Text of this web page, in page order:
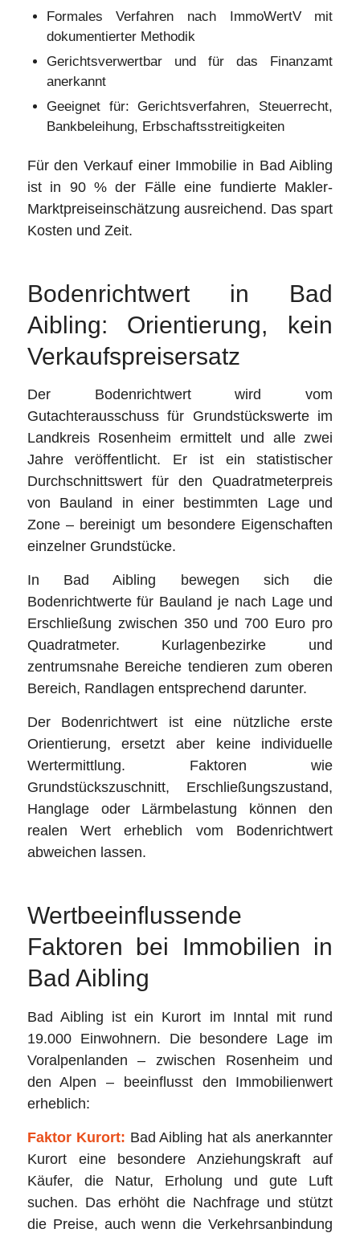
Formales Verfahren nach ImmoWertV mit
dokumentierter Methodik
Gerichtsverwertbar und für das Finanzamt
anerkannt
Geeignet für: Gerichtsverfahren, Steuerrecht,
Bankbeleihung, Erbschaftsstreitigkeiten
Für den Verkauf einer Immobilie in Bad Aibling
ist in 90 % der Fälle eine fundierte Makler-
Marktpreiseinschätzung ausreichend. Das spart
Kosten und Zeit.
Bodenrichtwert in Bad
Aibling: Orientierung, kein
Verkaufspreisersatz
Der Bodenrichtwert wird vom
Gutachterausschuss für Grundstückswerte im
Landkreis Rosenheim ermittelt und alle zwei
Jahre veröffentlicht. Er ist ein statistischer
Durchschnittswert für den Quadratmeterpreis
von Bauland in einer bestimmten Lage und
Zone – bereinigt um besondere Eigenschaften
einzelner Grundstücke.
In Bad Aibling bewegen sich die
Bodenrichtwerte für Bauland je nach Lage und
Erschließung zwischen 350 und 700 Euro pro
Quadratmeter. Kurlagenbezirke und
zentrumsnahe Bereiche tendieren zum oberen
Bereich, Randlagen entsprechend darunter.
Der Bodenrichtwert ist eine nützliche erste
Orientierung, ersetzt aber keine individuelle
Wertermittlung. Faktoren wie
Grundstückszuschnitt, Erschließungszustand,
Hanglage oder Lärmbelastung können den
realen Wert erheblich vom Bodenrichtwert
abweichen lassen.
Wertbeeinflussende
Faktoren bei Immobilien in
Bad Aibling
Bad Aibling ist ein Kurort im Inntal mit rund
19.000 Einwohnern. Die besondere Lage im
Voralpenlanden – zwischen Rosenheim und
den Alpen – beeinflusst den Immobilienwert
erheblich:
Faktor Kurort: Bad Aibling hat als anerkannter
Kurort eine besondere Anziehungskraft auf
Käufer, die Natur, Erholung und gute Luft
suchen. Das erhöht die Nachfrage und stützt
die Preise, auch wenn die Verkehrsanbindung